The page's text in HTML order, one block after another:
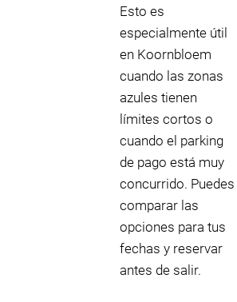
Esto es
especialmente útil
en Koornbloem
cuando las zonas
azules tienen
límites cortos o
cuando el parking
de pago está muy
concurrido. Puedes
comparar las
opciones para tus
fechas y reservar
antes de salir.